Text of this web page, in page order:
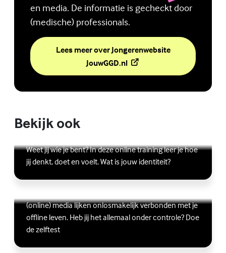
en media. De informatie is gecheckt door
(medische) professionals.
Lees meer over Jongerenwebsite
JouwGGD.nl(Externe link)
Bekijk ook
Online zelfhulptraining - Wie ben ik?
Weet jij wie je bent? In deze online training leer je hoe
jij denkt, doet en voelt. Wat is jouw identiteit?
Lees meer over Online zelfhulptraining - Wie ben ik?
(Externe link)
Ben jij digitaal in balans?
(online) media lijken onlosmakelijk verbonden met je
offline leven. Heb jij het allemaal onder controle? Doe
de zelftest
Lees meer over Ben jij digitaal in balans?
(Externe link)
Vriendschap